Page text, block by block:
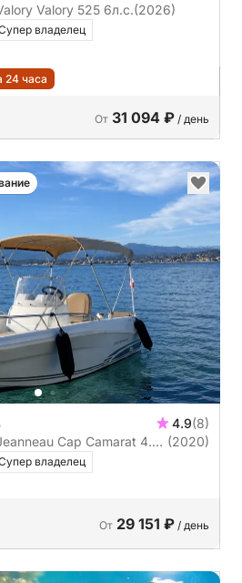
Лодка без лицензии Valory Valory 525 6л.с.(2026)
владелец
24 часа
От 31 094 ₽ / день
4.9(8)
Cap Camarat 4.7
(2020)
владелец
От 29 151 ₽ / день